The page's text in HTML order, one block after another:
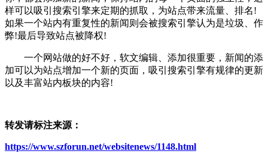
样可以吸引搜索引擎来定期的抓取，为站点带来流量、排名!
如果一个站内有重复性的新闻则会被搜索引擎认为是垃圾、作
弊!最后导致站点被降权!
一个网站做的好不好，软文编辑、添加很重要，新闻的添
加可以为站点增加一个新的页面，吸引搜索引擎有规律的更新
以及丰富站内板块的内容!
转发请标注来源：
https://www.szforun.net/websitenews/1148.html